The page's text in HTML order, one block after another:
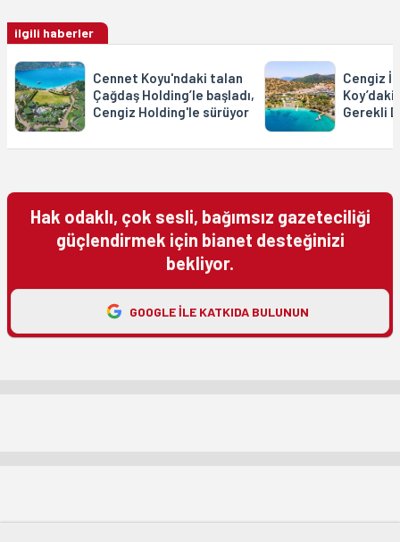
ilgili haberler
Cennet Koyu'ndaki talan
Çağdaş Holding’le başladı,
Cengiz Holding'le sürüyor
Cengiz
Koy’daki
Gerekli
Hak odaklı, çok sesli, bağımsız gazeteciliği
güçlendirmek için bianet desteğinizi
bekliyor.
GOOGLE ILE KATKIDA BULUNUN